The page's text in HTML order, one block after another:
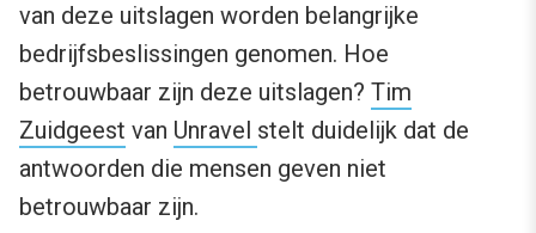
van deze uitslagen worden belangrijke
bedrijfsbeslissingen genomen. Hoe
betrouwbaar zijn deze uitslagen? Tim
Zuidgeest van Unravel stelt duidelijk dat de
antwoorden die mensen geven niet
betrouwbaar zijn.